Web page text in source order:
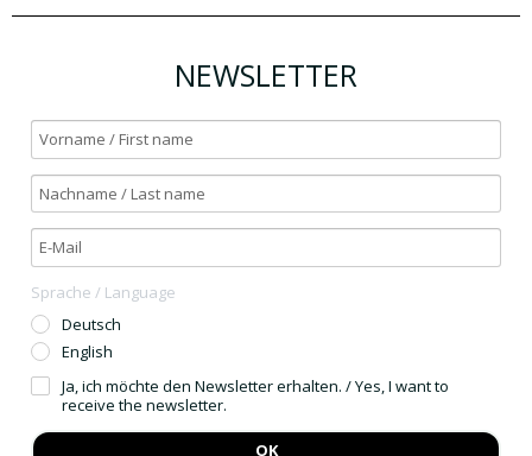
NEWSLETTER
Sprache / Language
Deutsch
English
Ja, ich möchte den Newsletter erhalten. / Yes, I want to
receive the newsletter.
OK